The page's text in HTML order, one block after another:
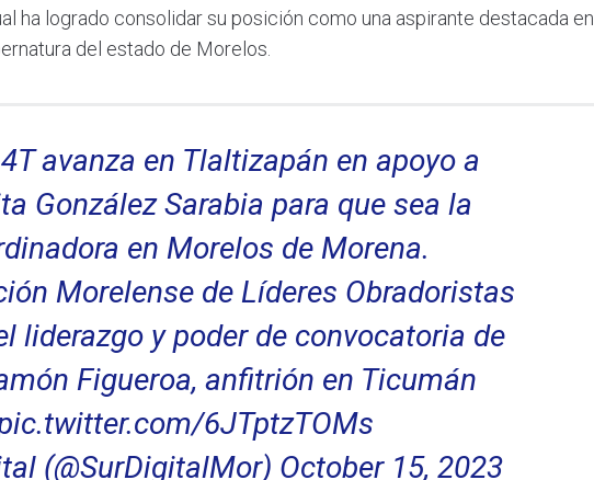
ha logrado consolidar su posición como una aspirante destacada en
del estado de Morelos.
avanza en Tlaltizapán en apoyo a
González Sarabia para que sea la
en Morelos de Morena.
Morelense de Líderes Obradoristas
liderazgo y poder de convocatoria de
Figueroa, anfitrión en Ticumán
6JTptzTOMs
(@SurDigitalMor) October 15, 2023